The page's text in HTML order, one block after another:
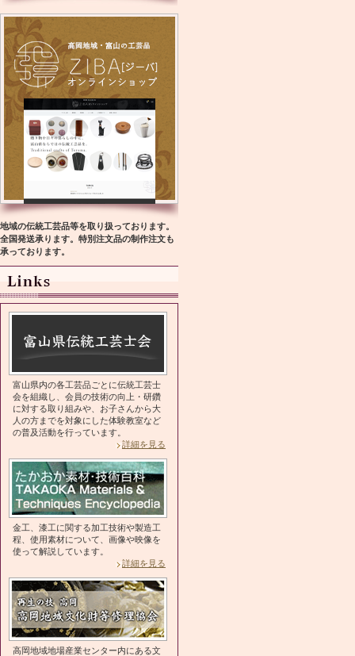
地域の伝統工芸品等を取り扱っております。
全国発送承ります。特別注文品の制作注文も
承っております。
富山県内の各工芸品ごとに伝統工芸士
会を組織し、会員の技術の向上・研鑽
に対する取り組みや、お子さんから大
人の方までを対象にした体験教室など
の普及活動を行っています。
詳細を見る
金工、漆工に関する加工技術や製造工
程、使用素材について、画像や映像を
使って解説しています。
詳細を見る
高岡地域地場産業センター内にある文